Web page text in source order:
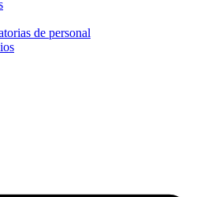
de personal